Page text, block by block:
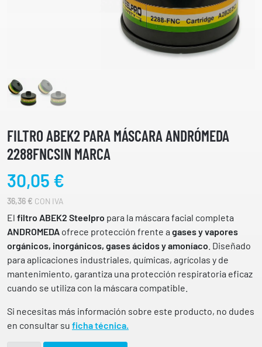
FILTRO ABEK2 PARA MÁSCARA ANDRÓMEDA
2288FNCSIN MARCA
30,05 €
36,36 € CON IVA
El filtro ABEK2 Steelpro para la máscara facial completa
ANDROMEDA ofrece protección frente a gases y vapores
orgánicos, inorgánicos, gases ácidos y amoníaco . Diseñado
para aplicaciones industriales, químicas, agrícolas y de
mantenimiento, garantiza una protección respiratoria eficaz
cuando se utiliza con la máscara compatible.
Si necesitas más información sobre este producto, no dudes
en consultar su ficha técnica.